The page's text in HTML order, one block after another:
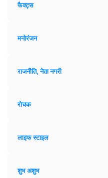
फैक्ट्स
मनोरंजन
राजनीति, नेता नगरी
रोचक
लाइफ स्टाइल
शुभ अशुभ